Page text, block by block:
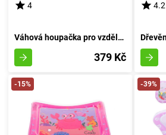
4
Váhová houpačka pro vzdělávání opic
379 Kč
4.2
-15% -39%